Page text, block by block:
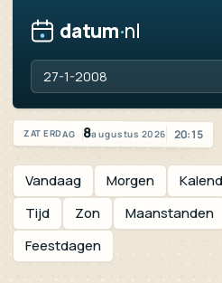
datum·nl
Vandaag is het zaterdag 8
ZATERDAG 8augustus 2026 20:15
Vandaag Morgen
Tijd
Zon Maanstanden
Feestdagen